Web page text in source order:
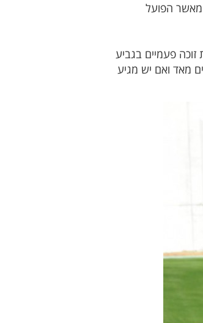
מאשר הפועל
פעמיים בגביע
מאד ואם יש מגיע